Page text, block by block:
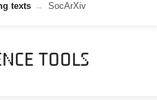
texts SocArXiv
Tools